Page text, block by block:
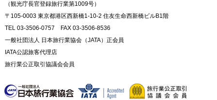
（観光庁長官登録旅行業第1009号）
〒105-0003 東京都港区西新橋1-10-2 住友生命西新橋ビルB1階
TEL 03-3506-0757 FAX 03-3506-8536
一般社団法人 日本旅行業協会（JATA）正会員
IATA公認旅客代理店
旅行業公正取引協議会会員